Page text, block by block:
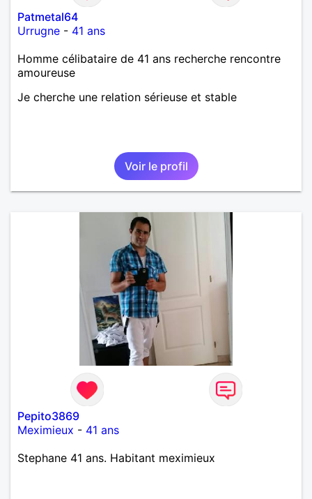
Patmetal64
Urrugne - 41 ans
Homme célibataire de 41 ans recherche rencontre
amoureuse
Je cherche une relation sérieuse et stable
Voir le profil
Pepito3869
Meximieux - 41 ans
Stephane 41 ans. Habitant meximieux